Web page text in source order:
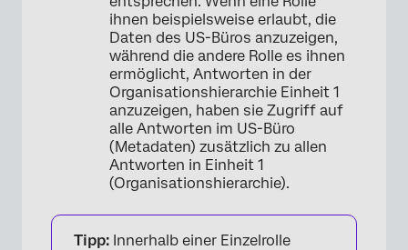
ihnen beispielsweise erlaubt, die
Daten des US-Büros anzuzeigen,
während die andere Rolle es ihnen
ermöglicht, Antworten in der
Organisationshierarchie Einheit 1
anzuzeigen, haben sie Zugriff auf
alle Antworten im US-Büro
(Metadaten) zusätzlich zu allen
Antworten in Einheit 1
(Organisationshierarchie).
Tipp: Innerhalb einer Einzelrolle